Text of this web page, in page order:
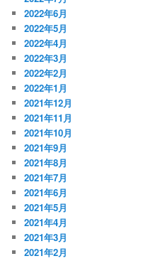
2022年6月
2022年5月
2022年4月
2022年3月
2022年2月
2022年1月
2021年12月
2021年11月
2021年10月
2021年9月
2021年8月
2021年7月
2021年6月
2021年5月
2021年4月
2021年3月
2021年2月